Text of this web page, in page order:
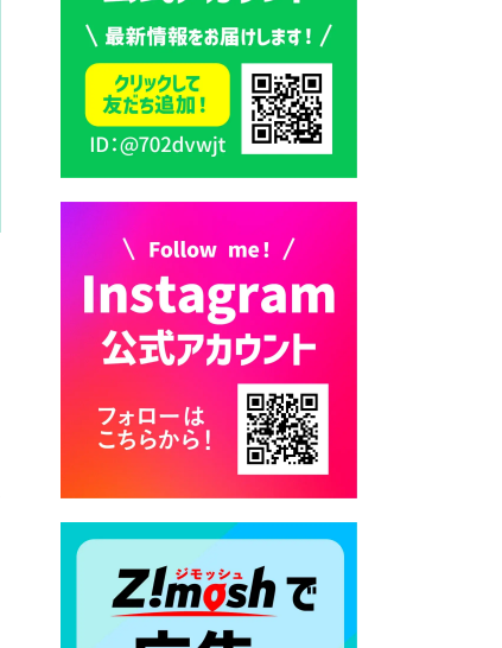
2026年7月29日 豊前市指定ご
み袋販売のお知らせ
2026年7月28日 豊前カラス天
狗みなと祭り（花火大会）開
催決定！
2026年7月28日 令和8年度
京築地区水道企業団職員採用
試験（募集）
2026年7月27日 マイナンバー
カード交付に伴う休日および
平日夜間開庁の案内
2026年7月22日 令和８年度
「こども文化パスポート事
2026年7月21日 卜仙の郷 お
盆期間の営業時間のお知らせ
2026年7月17日 バス経路検索
のご利用案内